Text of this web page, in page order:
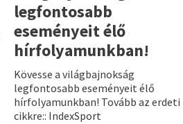
legfontosabb
eseményeit élő
hírfolyamunkban!
Kövesse a világbajnokság
legfontosabb eseményeit élő
hírfolyamunkban! Tovább az erdeti
cikkre:: IndexSport